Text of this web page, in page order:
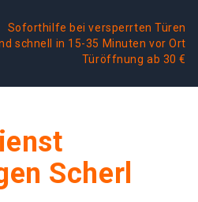
Soforthilfe bei versperrten Türen
schnell in 15-35 Minuten vor Ort
Türöffnung ab 30 €
Scherl